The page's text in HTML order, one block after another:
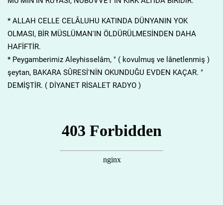
* ALLAH CELLE CELÂLUHU KATINDA DÜNYANIN YOK
OLMASI, BİR MÜSLÜMAN'IN ÖLDÜRÜLMESİNDEN DAHA
HAFİFTİR.
* Peygamberimiz Aleyhisselâm, " ( kovulmuş ve lânetlenmiş )
şeytan, BAKARA SÛRESİ'NİN OKUNDUĞU EVDEN KAÇAR. "
DEMİŞTİR. ( DİYANET RİSALET RADYO )